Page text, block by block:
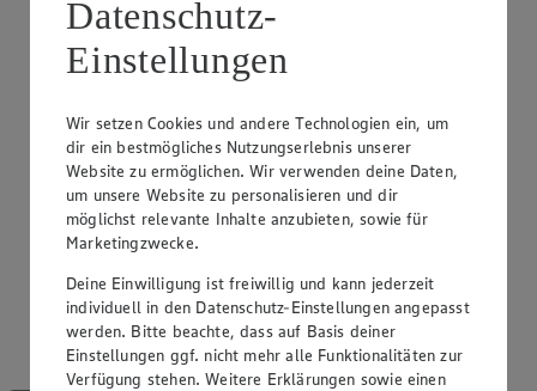
Frischetheke Fleisch
Wir halten für dich eine Vielzahl an Fleischspezialitäten an
unserer Theke bereit.
Datenschutz-
Einstellungen
Wir setzen Cookies und andere Technologien ein, um
dir ein bestmögliches Nutzungserlebnis unserer
Website zu ermöglichen. Wir verwenden deine Daten,
um unsere Website zu personalisieren und dir
möglichst relevante Inhalte anzubieten, sowie für
Marketingzwecke.
Deine Einwilligung ist freiwillig und kann jederzeit
individuell in den Datenschutz-Einstellungen angepasst
werden. Bitte beachte, dass auf Basis deiner
Einstellungen ggf. nicht mehr alle Funktionalitäten zur
Verfügung stehen. Weitere Erklärungen sowie einen